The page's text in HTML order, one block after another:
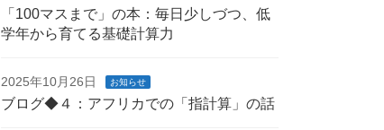
「100マスまで」の本：毎日少しづつ、低
学年から育てる基礎計算力
2025年10月26日 お知らせ
ブログ◆４：アフリカでの「指計算」の話